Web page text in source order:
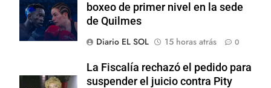
boxeo de primer nivel en la sede
de Quilmes
Diario EL SOL
15 horas atrás 0
La Fiscalía rechazó el pedido para
suspender el juicio contra Pity